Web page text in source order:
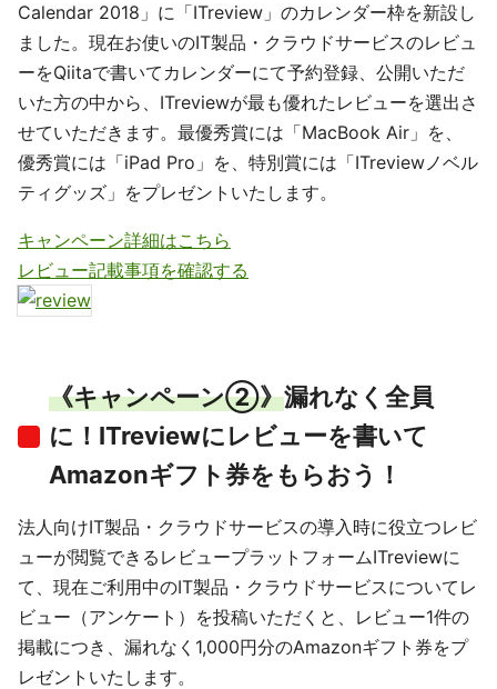
Calendar 2018」に「ITreview」のカレンダー枠を新設し
ました。現在お使いのIT製品・クラウドサービスのレビュ
ーをQiitaで書いてカレンダーにて予約登録、公開いただ
いた方の中から、ITreviewが最も優れたレビューを選出さ
せていただきます。最優秀賞には「MacBook Air」を、
優秀賞には「iPad Pro」を、特別賞には「ITreviewノベル
ティグッズ」をプレゼントいたします。
キャンペーン詳細はこちら
レビュー記載事項を確認する
《キャンペーン②》漏れなく全員
に！ITreviewにレビューを書いて
Amazonギフト券をもらおう！
法人向けIT製品・クラウドサービスの導入時に役立つレビ
ューが閲覧できるレビュープラットフォームITreviewに
て、現在ご利用中のIT製品・クラウドサービスについてレ
ビュー（アンケート）を投稿いただくと、レビュー1件の
掲載につき、漏れなく1,000円分のAmazonギフト券をプ
レゼントいたします。